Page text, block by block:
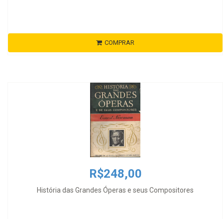
COMPRAR
R$248,00
História das Grandes Óperas e seus Compositores